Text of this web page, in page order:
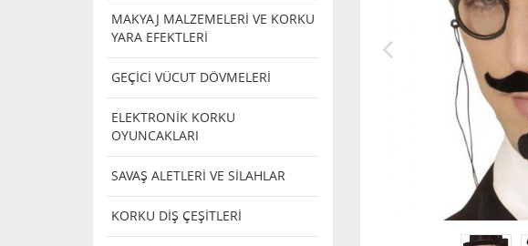
MAKYAJ MALZEMELERİ VE KORKU
YARA EFEKTLERİ
GEÇİCİ VÜCUT DÖVMELERİ
ELEKTRONİK KORKU
OYUNCAKLARI
SAVAŞ ALETLERİ VE SİLAHLAR
KORKU DİŞ ÇEŞİTLERİ